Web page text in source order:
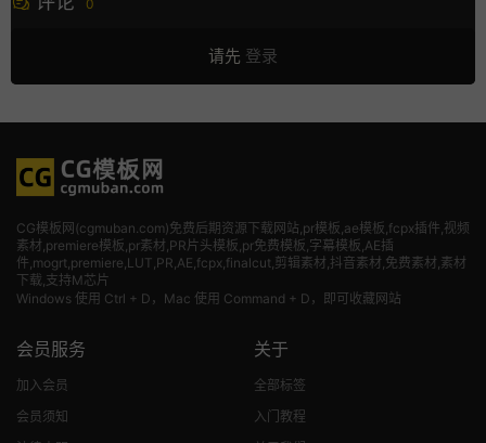
0
请先 登录
CG模板网(cgmuban.com)免费后期资源下载网站,pr模板,ae模板,fcpx插件,视频
素材 ,premiere模板,pr素材,PR片头模板,pr免费模板,字幕模板,AE插
件,mogrt,premiere,LUT,PR,AE,fcpx,finalcut,剪辑素材,抖音素材,免费素材,素材
下载,支持M芯片
Windows 使用 Ctrl + D，Mac 使用 Command + D，即可收藏网站
会员服务
加入会员
会员须知
关于
全部标签
入门教程